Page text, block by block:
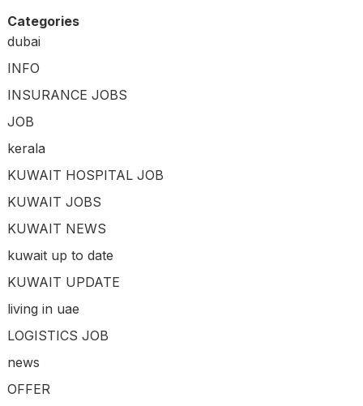
Categories
dubai
INFO
INSURANCE JOBS
JOB
kerala
KUWAIT HOSPITAL JOB
KUWAIT JOBS
KUWAIT NEWS
kuwait up to date
KUWAIT UPDATE
living in uae
LOGISTICS JOB
news
OFFER